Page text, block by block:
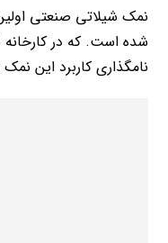
نمک شیلاتی صنعتی
شده است. که در
نامگذاری کاربرد این